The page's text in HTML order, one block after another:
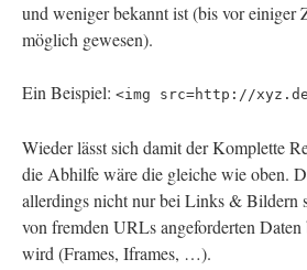
und weniger bekannt ist (bis vor einiger
möglich gewesen).
Ein Beispiel: <img src=http://
Wieder lässt sich damit der Komplette
die Abhilfe wäre die gleiche wie oben.
allerdings nicht nur bei Links & Bildern
von fremden URLs angeforderten
wird (Frames, Iframes, …).